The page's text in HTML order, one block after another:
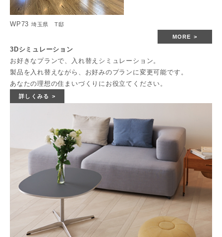
WP73 埼玉県 T邸
MORE
3Dシミュレーション
お好きなプランで、入れ替えシミュレーション。
製品を入れ替えながら、お好みのプランに変更可能です。
あなたの理想の住まいづくりにお役立てください。
詳しくみる